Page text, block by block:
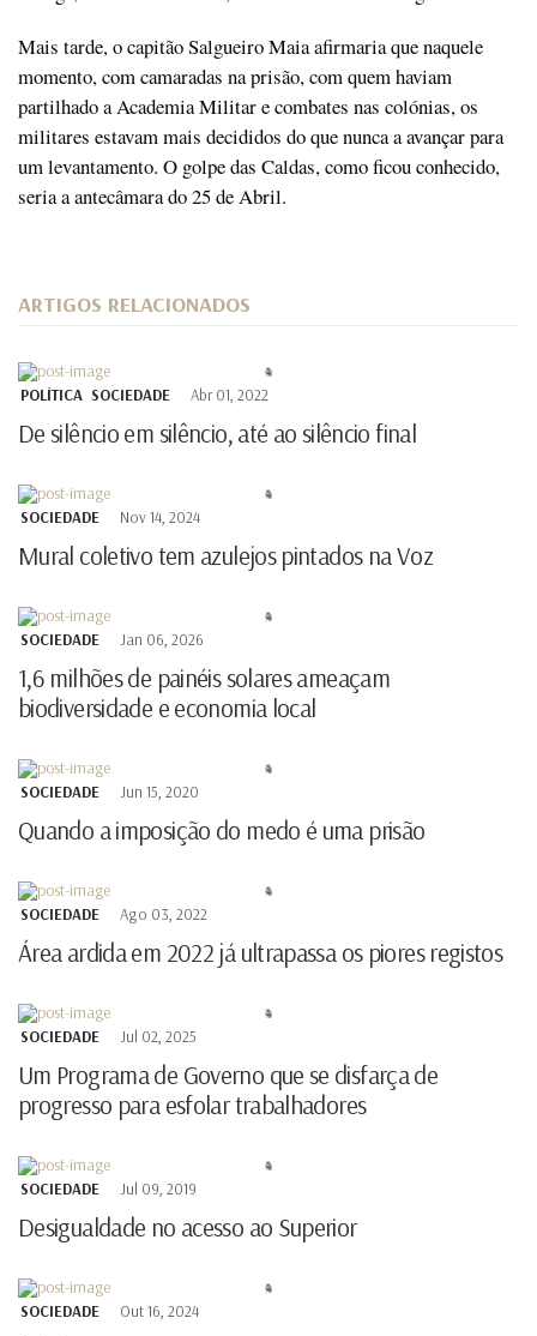
Mais tarde, o capitão Salgueiro Maia afirmaria que naquele
momento, com camaradas na prisão, com quem haviam
partilhado a Academia Militar e combates nas colónias, os
militares estavam mais decididos do que nunca a avançar para
um levantamento. O golpe das Caldas, como ficou conhecido,
seria a antecâmara do 25 de Abril.
ARTIGOS RELACIONADOS
POLÍTICA SOCIEDADE Abr 01, 2022
De silêncio em silêncio, até ao silêncio final
SOCIEDADE Nov 14, 2024
Mural coletivo tem azulejos pintados na Voz
SOCIEDADE Jan 06, 2026
1,6 milhões de painéis solares ameaçam
biodiversidade e economia local
SOCIEDADE Jun 15, 2020
Quando a imposição do medo é uma prisão
SOCIEDADE Ago 03, 2022
Área ardida em 2022 já ultrapassa os piores registos
SOCIEDADE Jul 02, 2025
Um Programa de Governo que se disfarça de
progresso para esfolar trabalhadores
SOCIEDADE Jul 09, 2019
Desigualdade no acesso ao Superior
SOCIEDADE Out 16, 2024